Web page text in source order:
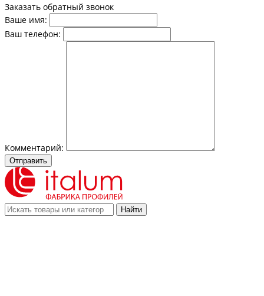
Заказать обратный звонок
Ваше имя:
Ваш телефон:
Комментарий:
Отправить
Найти